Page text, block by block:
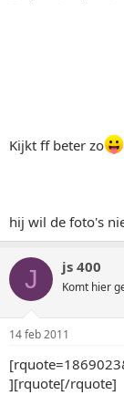
Kijkt ff beter zo
hij wil de foto's
J js 400
Komt hier
14 feb 2011
][rquote[/rquote]